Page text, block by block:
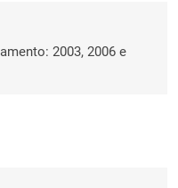
2003, 2006 e